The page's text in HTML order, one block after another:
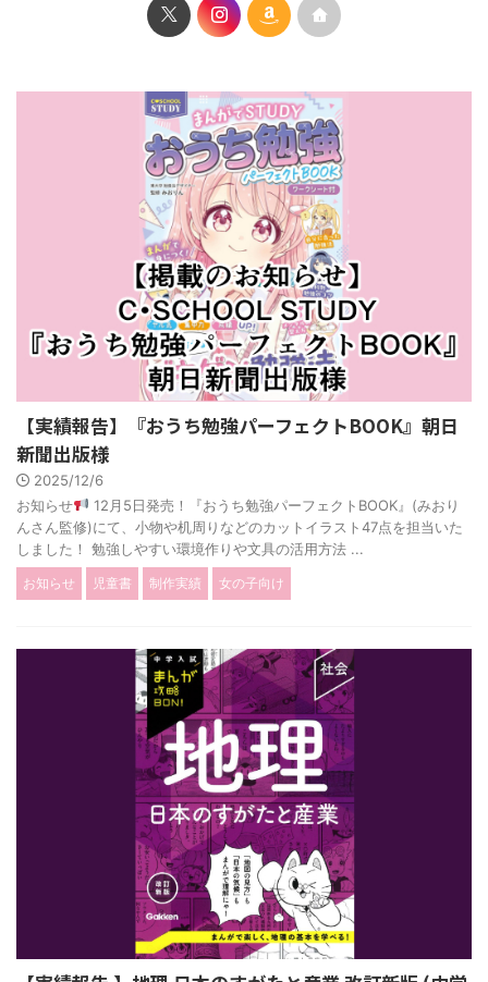
【実績報告】『おうち勉強パーフェクトBOOK』朝日
新聞出版様
2025/12/6
お知らせ
12月5日発売！『おうち勉強パーフェクトBOOK』(みおり
んさん監修)にて、小物や机周りなどのカットイラスト47点を担当いた
しました！ 勉強しやすい環境作りや文具の活用方法 ...
お知らせ 児童書 制作実績 女の子向け